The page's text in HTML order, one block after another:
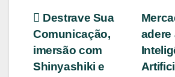
Navegação
de
Post
adere
Destrave Sua
Comunicação,
imersão com
Shinyashiki e